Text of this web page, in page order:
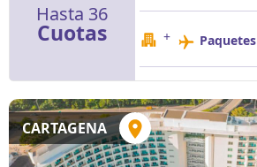
Hasta 36
Cuotas + Paquetes
CARTAGENA